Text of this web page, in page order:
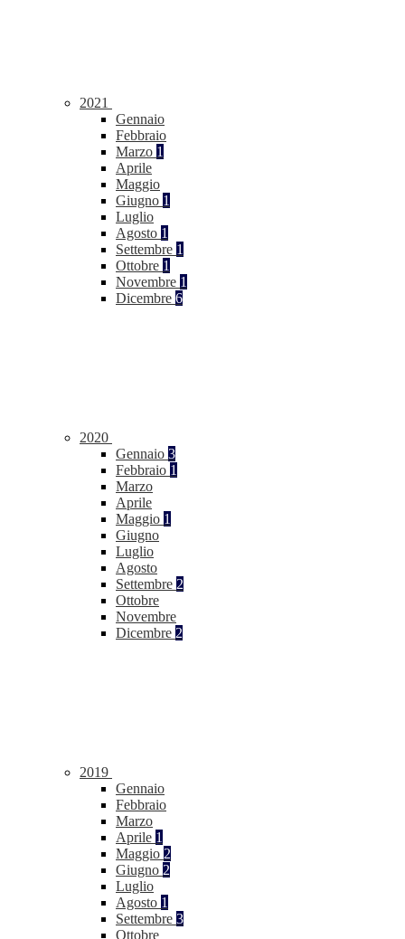
2021
Gennaio
Febbraio
Marzo 1
Aprile
Maggio
Giugno 1
Luglio
Agosto 1
Settembre 1
Ottobre 1
Novembre 1
Dicembre 6
2020
Gennaio 3
Febbraio 1
Marzo
Aprile
Maggio 1
Giugno
Luglio
Agosto
Settembre 2
Ottobre
Novembre
Dicembre 2
2019
Gennaio
Febbraio
Marzo
Aprile 1
Maggio 2
Giugno 2
Luglio
Agosto 1
Settembre 3
Ottobre